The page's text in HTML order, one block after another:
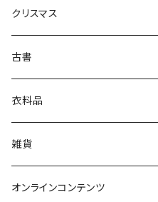
芸術・絵画・写真
絵本・児童書
娯楽・エンターテインメント
クリスマス
古書
古書セット
美術
衣料品
POLEWARDS
Tシャツ
雑貨
バッグ
オンラインコンテンツ